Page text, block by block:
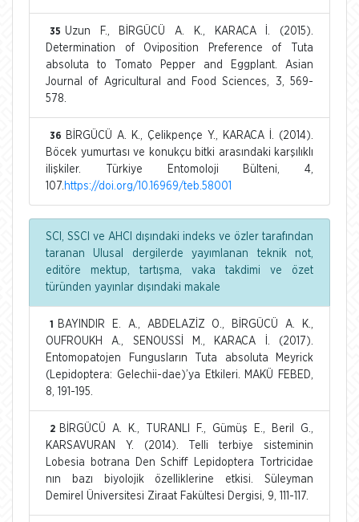
35 Uzun F., BİRGÜCÜ A. K., KARACA İ. (2015).
Determination of Oviposition Preference of Tuta
absoluta to Tomato Pepper and Eggplant. Asian
Journal of Agricultural and Food Sciences, 3, 569-
578.
36
BİRGÜCÜ A. K., Çelikpençe Y., KARACA İ. (2014).
Böcek yumurtası ve konukçu bitki arasındaki karşılıklı
ilişkiler. Türkiye Entomoloji Bülteni, 4,
107. https://doi.org/10.16969/teb.58001
SCI, SSCI ve AHCI dışındaki indeks ve özler tarafından
taranan Ulusal dergilerde yayımlanan teknik not,
editöre mektup, tartışma, vaka takdimi ve özet
türünden yayınlar dışındaki makale
1
BAYINDIR E. A., ABDELAZİZ O., BİRGÜCÜ A. K.,
OUFROUKH A., SENOUSSİ M., KARACA İ. (2017).
Entomopatojen Fungusların Tuta absoluta Meyrick
(Lepidoptera: Gelechii-dae)’ya Etkileri. MAKÜ FEBED,
8, 191-195.
2 BİRGÜCÜ A. K., TURANLI F., Gümüş E., Beril G.,
KARSAVURAN Y. (2014). Telli terbiye sisteminin
Lobesia botrana Den Schiff Lepidoptera Tortricidae
nın bazı biyolojik özelliklerine etkisi. Süleyman
Demirel Üniversitesi Ziraat Fakültesi Dergisi, 9, 111-117.